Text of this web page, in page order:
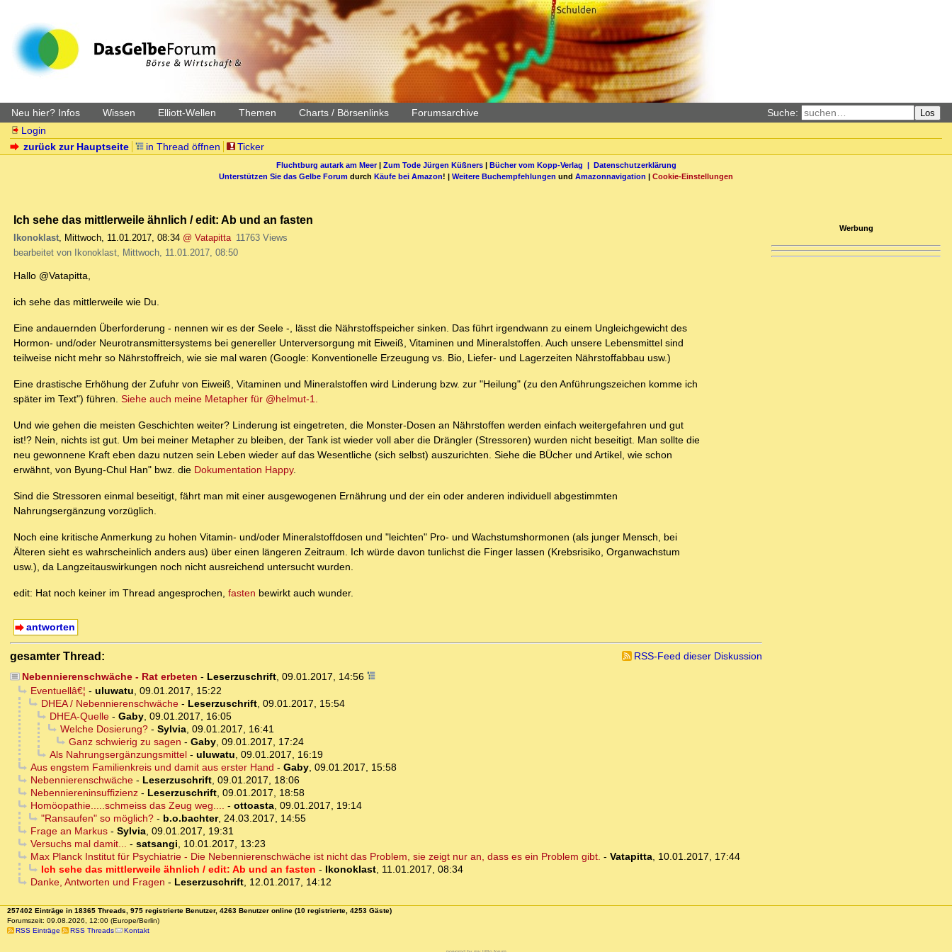
Neu hier? Infos Wissen Elliott-Wellen Themen Charts / Börsenlinks Forumsarchive Suche: Los
Login
zurück zur Hauptseite
in Thread öffnen Ticker
Fluchtburg autark am Meer| Zum Tode Jürgen Küßners| Bücher vom Kopp-Verlag | Datenschutzerklärung
Unterstützen Sie das Gelbe Forum durch Käufe bei Amazon! | Weitere Buchempfehlungen und Amazonnavigation | Cookie-Einstellungen
Ich sehe das mittlerweile ähnlich / edit: Ab und an fasten
Ikonoklast, Mittwoch, 11.01.2017, 08:34 @ Vatapitta 11763 Views
bearbeitet von Ikonoklast, Mittwoch, 11.01.2017, 08:50
Hallo @Vatapitta,
ich sehe das mittlerweile wie Du.
Eine andauernden Überforderung - nennen wir es der Seele -, lässt die Nährstoffspeicher sinken. Das führt irgendwann zu einem Ungleichgewicht des
Hormon- und/oder Neurotransmittersystems bei genereller Unterversorgung mit Eiweiß, Vitaminen und Mineralstoffen. Auch unsere Lebensmittel sind
teilweise nicht mehr so Nährstoffreich, wie sie mal waren (Google: Konventionelle Erzeugung vs. Bio, Liefer- und Lagerzeiten Nährstoffabbau usw.)
Eine drastische Erhöhung der Zufuhr von Eiweiß, Vitaminen und Mineralstoffen wird Linderung bzw. zur "Heilung" (zu den Anführungszeichen komme ich
später im Text") führen. Siehe auch meine Metapher für @helmut-1.
Und wie gehen die meisten Geschichten weiter? Linderung ist eingetreten, die Monster-Dosen an Nährstoffen werden einfach weitergefahren und gut
ist!? Nein, nichts ist gut. Um bei meiner Metapher zu bleiben, der Tank ist wieder voll aber die Drängler (Stressoren) wurden nicht beseitigt. Man sollte die
neu gewonnene Kraft eben dazu nutzen sein Leben wieder auf das Wesentliche (sich selbst) auszurichten. Siehe die BÜcher und Artikel, wie schon
erwähnt, von Byung-Chul Han" bwz. die Dokumentation Happy.
Sind die Stressoren einmal beseitigt, fährt man mit einer ausgewogenen Ernährung und der ein oder anderen individuell abgestimmten
Nahrungsergänzung vorzüglich.
Noch eine kritische Anmerkung zu hohen Vitamin- und/oder Mineralstoffdosen und "leichten" Pro- und Wachstumshormonen (als junger Mensch, bei
Älteren sieht es wahrscheinlich anders aus) über einen längeren Zeitraum. Ich würde davon tunlichst die Finger lassen (Krebsrisiko, Organwachstum
usw.), da Langzeitauswirkungen noch nicht ausreichend untersucht wurden.
edit: Hat noch keiner im Thread angesprochen, fasten bewirkt auch wunder.
antworten
gesamter Thread:
RSS-Feed dieser Diskussion
Nebennierenschwäche - Rat erbeten - Leserzuschrift, 09.01.2017, 14:56
Eventuellâ€¦ - uluwatu, 09.01.2017, 15:22
DHEA / Nebennierenschwäche- Leserzuschrift, 09.01.2017, 15:54
DHEA-Quelle- Gaby, 09.01.2017, 16:05
Welche Dosierung?- Sylvia, 09.01.2017, 16:41
Ganz schwierig zu sagen - Gaby, 09.01.2017, 17:24
Als Nahrungsergänzungsmittel- uluwatu, 09.01.2017, 16:19
Aus engstem Familienkreis und damit aus erster Hand - Gaby, 09.01.2017, 15:58
Nebennierenschwäche- Leserzuschrift, 09.01.2017, 18:06
Nebenniereninsuffizienz- Leserzuschrift, 09.01.2017, 18:58
Homöopathie.....schmeiss das Zeug weg.... - ottoasta, 09.01.2017, 19:14
"Ransaufen" so möglich?- b.o.bachter, 24.03.2017, 14:55
Frage an Markus- Sylvia, 09.01.2017, 19:31
Versuchs mal damit... - satsangi, 10.01.2017, 13:23
Max Planck Institut für Psychiatrie - Die Nebennierenschwäche ist nicht das Problem, sie zeigt nur an, dass es ein Problem gibt. - Vatapitta, 10.01.2017, 17:44
Ich sehe das mittlerweile ähnlich / edit: Ab und an fasten - Ikonoklast, 11.01.2017, 08:34
Danke, Antworten und Fragen - Leserzuschrift, 12.01.2017, 14:12
Werbung
257402 Einträge in 18365 Threads, 975 registrierte Benutzer, 4263 Benutzer online (10 registrierte, 4253 Gäste)
Forumszeit: 09.08.2026, 12:00 (Europe/Berlin)
RSS Einträge
RSS Threads Kontakt